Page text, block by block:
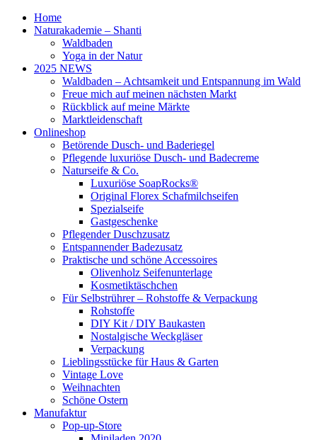
Home
Naturakademie – Shanti
Waldbaden
Yoga in der Natur
2025 NEWS
Waldbaden – Achtsamkeit und Entspannung im Wald
Freue mich auf meinen nächsten Markt
Rückblick auf meine Märkte
Marktleidenschaft
Onlineshop
Betörende Dusch- und Baderiegel
Pflegende luxuriöse Dusch- und Badecreme
Naturseife & Co.
Luxuriöse SoapRocks®
Original Florex Schafmilchseifen
Spezialseife
Gastgeschenke
Pflegender Duschzusatz
Entspannender Badezusatz
Praktische und schöne Accessoires
Olivenholz Seifenunterlage
Kosmetiktäschchen
Für Selbstrührer – Rohstoffe & Verpackung
Rohstoffe
DIY Kit / DIY Baukasten
Nostalgische Weckgläser
Verpackung
Lieblingsstücke für Haus & Garten
Vintage Love
Weihnachten
Schöne Ostern
Manufaktur
Pop-up-Store